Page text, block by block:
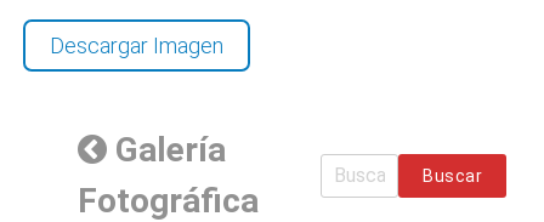
Descargar Imagen
Galería
Fotográfica
Buscar